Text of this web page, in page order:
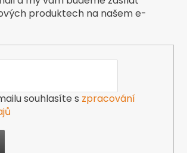
produktech na našem e-
souhlasíte s zpracování